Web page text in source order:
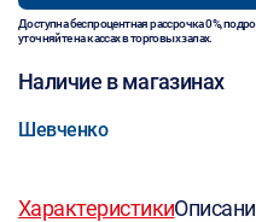
Доступна беспроцентная рассрочка 0%,
уточняйте на кассах в торговых залах.
Наличие в магазинах
Шевченко
Характеристики